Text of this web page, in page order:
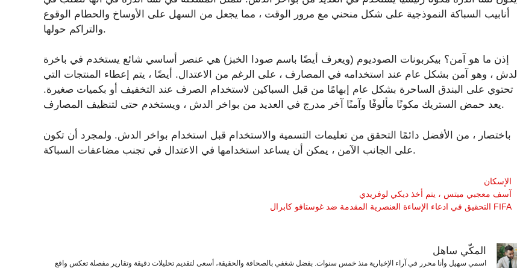
أنابيب السباكة النموذجية على شكل منحني مع مرور الوقت ، مما يجعل من السهل على الأوساخ والحطام الوقوع
والتراكم حولها.
إذن ما هو آمن؟ بيكربونات الصوديوم (ويعرف أيضًا باسم صودا الخبز) هي عنصر أساسي شائع يستخدم في باخرة
الدش ، وهو آمن بشكل عام عند استخدامه في المصارف ، على الرغم من الاعتدال. أيضًا ، يتم إعطاء المنتجات التي
تحتوي على البندق الساحرة بشكل عام إبهامًا من قبل السباكين لاستخدام الصرف عند التخفيف أو بكميات صغيرة.
يعد حمض الستريك مكونًا مألوفًا وآمنًا آخر مدرج في العديد من بواخر الدش ، ويستخدم حتى لتنظيف المصارف.
باختصار ، من الأفضل دائمًا التحقق من تعليمات التسمية والاستخدام قبل استخدام بواخر الدش. ولمجرد أن تكون
على الجانب الآمن ، يمكن أن يساعد استخدامها في الاعتدال في تجنب مضاعفات السباكة.
التصنيفات
الإسكان
آسف معجبي ميتس ، يتم أخذ ديكي لوفريدي
FIFA التحقيق في ادعاء الإساءة العنصرية المقدمة ضد غوستافو كابرال
المكّي ساهل
اسمي سهيل وأنا محرر في آراء الإخبارية منذ خمس سنوات. بفضل شغفي بالصحافة والحقيقة، أسعى لتقديم تحليلات دقيقة وتقارير مفصلة تعكس واقع